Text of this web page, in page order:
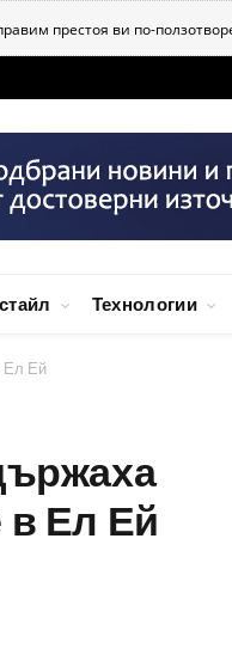
престоя ви по-
Технологии
Ел Ей
Ел Ей